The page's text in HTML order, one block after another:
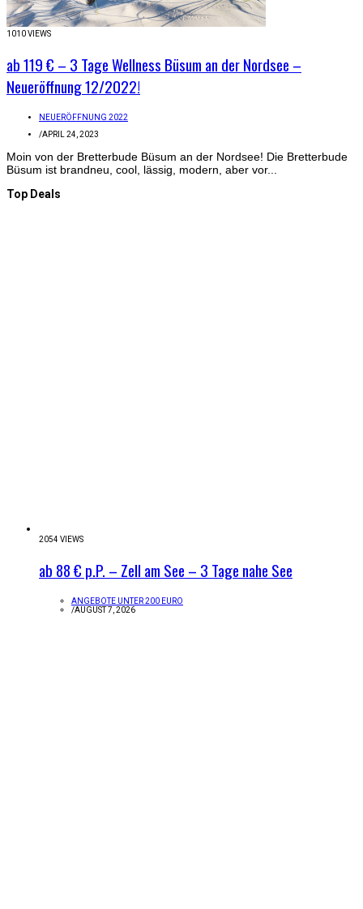
1010 VIEWS
ab 119 € – 3 Tage Wellness Büsum an der Nordsee –
Neueröffnung 12/2022!
NEUERÖFFNUNG 2022
/APRIL 24, 2023
Moin von der Bretterbude Büsum an der Nordsee! Die Bretterbude
Büsum ist brandneu, cool, lässig, modern, aber vor...
Top Deals
2054 VIEWS
ab 88 € p.P. – Zell am See – 3 Tage nahe See
ANGEBOTE UNTER 200 EURO
/AUGUST 7, 2026